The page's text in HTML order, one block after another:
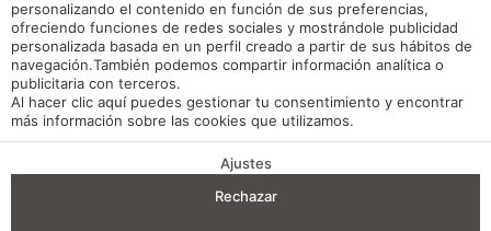
VENTAJAS DE RESERVA
Canal de Denuncias Hoteles de España
Reglamento de Régimen Interno
Mi reserva
Desarrollado por mirai
personalizando el contenido en función de sus preferencias,
ofreciendo funciones de redes sociales y mostrándole publicidad
personalizada basada en un perfil creado a partir de sus hábitos de
navegación.También podemos compartir información analítica o
publicitaria con terceros.
Al hacer clic aquípuedes gestionar tu consentimiento y encontrar
más información sobre las cookies que utilizamos.
Ajustes
Rechazar